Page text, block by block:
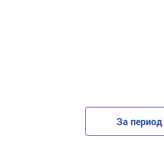
За период